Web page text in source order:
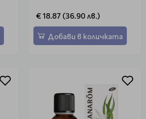
€ 18.87 (36.90 лв.)
Добави в количката